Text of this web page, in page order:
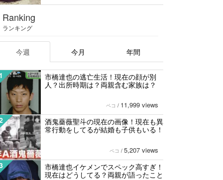
Ranking
ランキング
今週 今月 年間
市橋達也の逃亡生活！現在の顔が別
人？出所時期は？両親含む家族は？
ペコ / 11,999 views
酒鬼薔薇聖斗の現在の画像！現在も異
常行動をしてるが結婚も子供もいる！
ペコ / 5,207 views
市橋達也イケメンでスペック高すぎ！
現在はどうしてる？両親が語ったこと